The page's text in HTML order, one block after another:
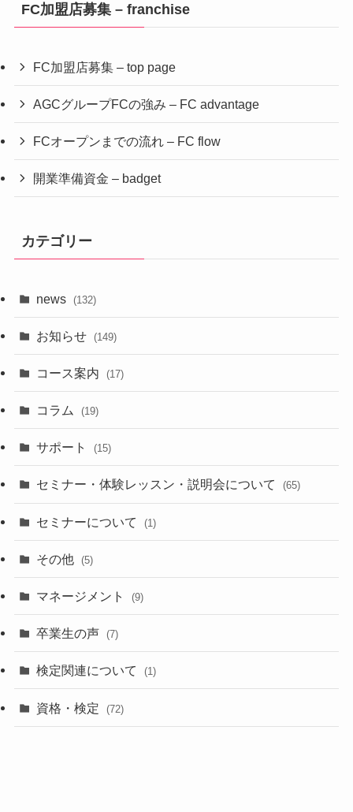
FC加盟店募集 – franchise
FC加盟店募集 – top page
AGCグループFCの強み – FC advantage
FCオープンまでの流れ – FC flow
開業準備資金 – badget
カテゴリー
news (132)
お知らせ (149)
コース案内 (17)
コラム (19)
サポート (15)
セミナー・体験レッスン・説明会について (65)
セミナーについて (1)
その他 (5)
マネージメント (9)
卒業生の声 (7)
検定関連について (1)
資格・検定 (72)